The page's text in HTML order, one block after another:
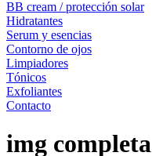
BB cream / protección solar
Hidratantes
Serum y esencias
Contorno de ojos
Limpiadores
Tónicos
Exfoliantes
Contacto
img completa